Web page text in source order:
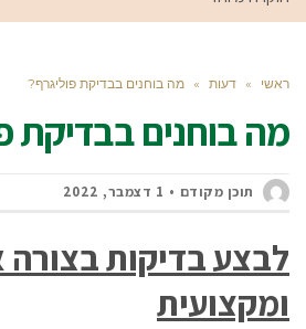
ראשי » דעות » מה בוחנים בבדיקת פוליגרף?
מה בוחנים בבדיקת
תוכן מקודם 1 דצמבר, 2022
לבצע בדיקות בצורה
ומקצועית